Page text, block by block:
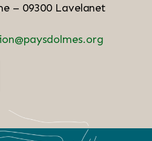
– 09300 Lavelanet